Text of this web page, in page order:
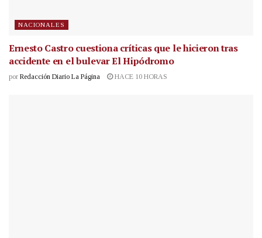
NACIONALES
Ernesto Castro cuestiona críticas que le hicieron tras
accidente en el bulevar El Hipódromo
por Redacción Diario La Página HACE 10 HORAS